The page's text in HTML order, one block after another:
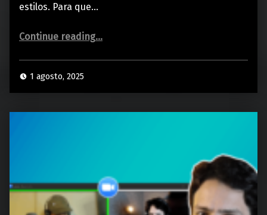
estilos. Para que…
Continue reading“Cómo CREAR MÚSICA en CUALQUIER ESTILO”
…
1 agosto, 2025